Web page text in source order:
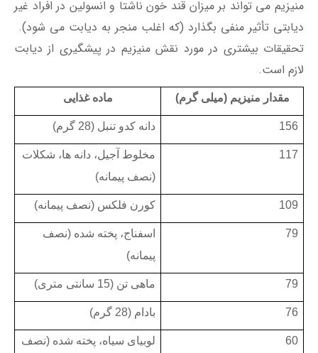
منیزیم می تواند بر میزان قند خون ناشتا و انسولین در افراد غیر
دیابتی تأثیر منفی بگذارد (که اغلب منجر به دیابت می شود).
تحقیقات بیشتری در مورد نقش منیزیم در پیشگیری از دیابت
لازم است.
مقدار منیزیم (میلی گرم) ماده غذایی
156 دانه کدو تنبل (28 گرم)
117
مخلوط آجیل، دانه ها، شکلات
(نصف پیمانه)
109 کورن فلکس (نصف پیمانه)
79
اسفناج، پخته شده (نصف
پیمانه)
79 ماهی تن (15 سانتی متری)
76 بادام (28 گرم)
60
لوبیای سیاه، پخته شده (نصف